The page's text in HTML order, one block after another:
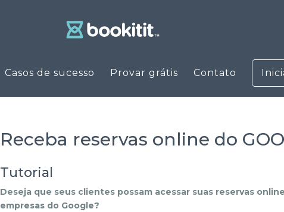
Casos de sucesso Provar grátis Contato
Receba reservas online do
Tutorial
Deseja que seus clientes possam acessar suas reservas
empresas do Google?